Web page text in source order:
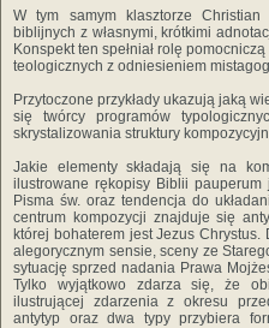
W tym samym klasztorze
biblijnych z własnymi, krótkimi
Konspekt ten spełniał rolę
teologicznych z odniesieniem
Przytoczone przykłady ukazują jaką
się twórcy programów
skrystalizowania struktury
Jakie elementy składają się na
ilustrowane rękopisy Biblii
Pisma św. oraz tendencja do
centrum kompozycji znajduje się
której bohaterem jest Jezus
alegorycznym sensie, sceny ze
sytuację sprzed nadania Prawa
Tylko wyjątkowo zdarza się, że
ilustrującej zdarzenia z okresu
antytyp oraz dwa typy przybiera